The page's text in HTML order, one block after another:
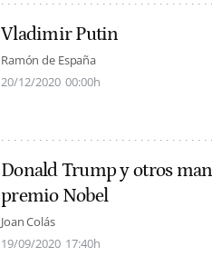
Vladimir Putin
Ramón de España
20/12/2020 00:00h
Donald Trump y otros
premio Nobel
Joan Colás
19/09/2020 17:40h